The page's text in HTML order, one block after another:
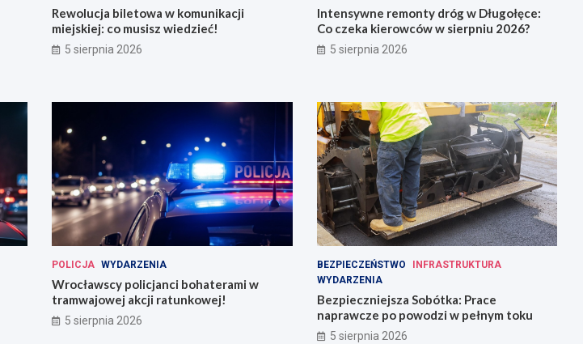
Rewolucja biletowa w komunikacji
miejskiej: co musisz wiedzieć!
5 sierpnia 2026
Intensywne remonty dróg w Długołęce:
Co czeka kierowców w sierpniu 2026?
5 sierpnia 2026
POLICJA WYDARZENIA
Wrocławscy policjanci bohaterami w
tramwajowej akcji ratunkowej!
5 sierpnia 2026
BEZPIECZEŃSTWO
INFRASTRUKTURA
WYDARZENIA
Bezpieczniejsza Sobótka: Prace
naprawcze po powodzi w pełnym toku
5 sierpnia 2026